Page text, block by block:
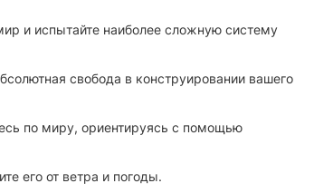
и испытайте наиболее сложную систему
свобода в конструировании вашего
по миру, ориентируясь с помощью
его от ветра и погоды.